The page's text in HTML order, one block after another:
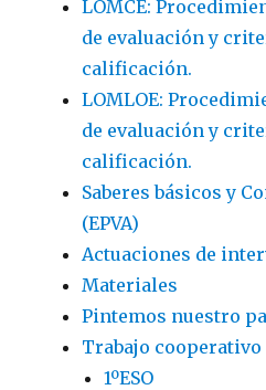
LOMCE:
de evaluación y
calificación.
LOMLOE:
de evaluación y
calificación.
Saberes básicos y
(EPVA)
Actuaciones de
Materiales
Pintemos nuestro
Trabajo cooperativo
1ºESO